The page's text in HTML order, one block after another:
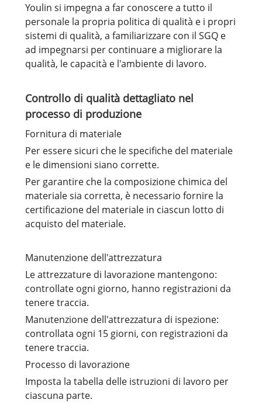
Youlin si impegna a far conoscere a tutto il
personale la propria politica di qualità e i propri
sistemi di qualità, a familiarizzare con il SGQ e
ad impegnarsi per continuare a migliorare la
qualità, le capacità e l'ambiente di lavoro.
Controllo di qualità dettagliato nel
processo di produzione
Fornitura di materiale
Per essere sicuri che le specifiche del materiale
e le dimensioni siano corrette.
Per garantire che la composizione chimica del
materiale sia corretta, è necessario fornire la
certificazione del materiale in ciascun lotto di
acquisto del materiale.
Manutenzione dell'attrezzatura
Le attrezzature di lavorazione mantengono:
controllate ogni giorno, hanno registrazioni da
tenere traccia.
Manutenzione dell'attrezzatura di ispezione:
controllata ogni 15 giorni, con registrazioni da
tenere traccia.
Processo di lavorazione
Imposta la tabella delle istruzioni di lavoro per
ciascuna parte.